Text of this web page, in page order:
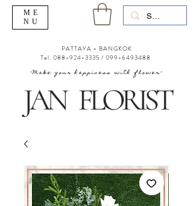
"Make your happiness with flower"
PATTAYA - BANGKOK
Tel. 088-924-3335 / 099-6493488
ME
NU